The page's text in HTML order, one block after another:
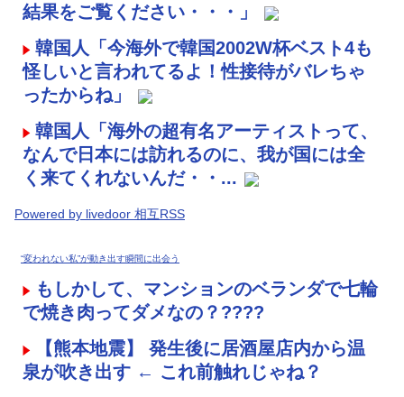
結果をご覧ください・・・」
韓国人「今海外で韓国2002W杯ベスト4も
怪しいと言われてるよ！性接待がバレちゃ
ったからね」
韓国人「海外の超有名アーティストって、
なんで日本には訪れるのに、我が国には全
く来てくれないんだ・・...
Powered by livedoor 相互RSS
“変われない私”が動き出す瞬間に出会う
もしかして、マンションのベランダで七輪
で焼き肉ってダメなの？????
【熊本地震】 発生後に居酒屋店内から温
泉が吹き出す ← これ前触れじゃね？